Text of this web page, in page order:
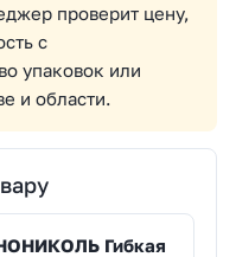
проверит цену,
с
упаковок или
и области.
Гибкая